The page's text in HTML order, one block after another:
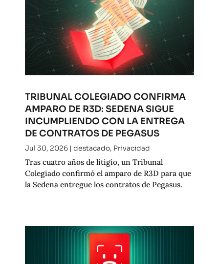
TRIBUNAL COLEGIADO CONFIRMA
AMPARO DE R3D: SEDENA SIGUE
INCUMPLIENDO CON LA ENTREGA
DE CONTRATOS DE PEGASUS
Jul 30, 2026| destacado, Privacidad
Tras cuatro años de litigio, un Tribunal
Colegiado confirmó el amparo de R3D para que
la Sedena entregue los contratos de Pegasus.